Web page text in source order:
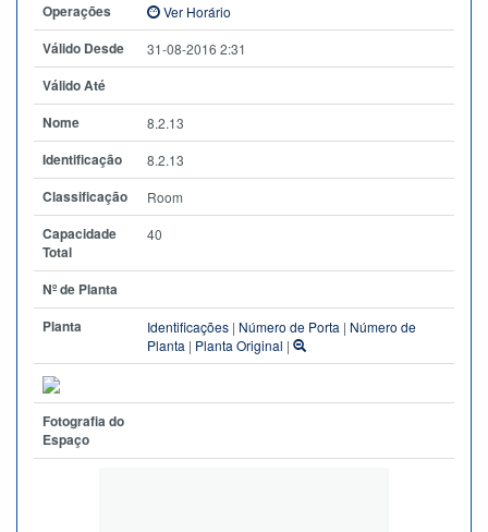
Operações Ver Horário
Válido Desde 31-08-2016 2:31
Válido Até
Nome
8.2.13
Identificação 8.2.13
Classificação Room
Capacidade
Total
40
Nº de Planta
Planta
Identificações | Número de Porta | Número de
Planta | Planta Original |
Fotografia do
Espaço